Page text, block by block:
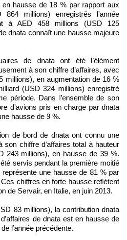
hausse de 18 % par rapport aux
millions) enregistrés l’année
à AED 458 millions (USD 125
dnata connaît une hausse majeure
de dnata ont été l’élément
à son chiffre d’affaires, avec
millions), en augmentation de 16 %
(USD 324 millions) enregistré
période. Dans l’ensemble de son
d’avions pris en charge par dnata
hausse de 9 %.
de bord de dnata ont connu une
son chiffre d’affaires total à hauteur
243 millions), en hausse de 39 %.
servis pendant la première moitié
une hausse de 81 % par
Ces chiffres en forte hausse reflètent
de Servair, en Italie, en juin 2013.
83 millions), la contribution dnata
de dnata est en hausse de
l’année précédente.